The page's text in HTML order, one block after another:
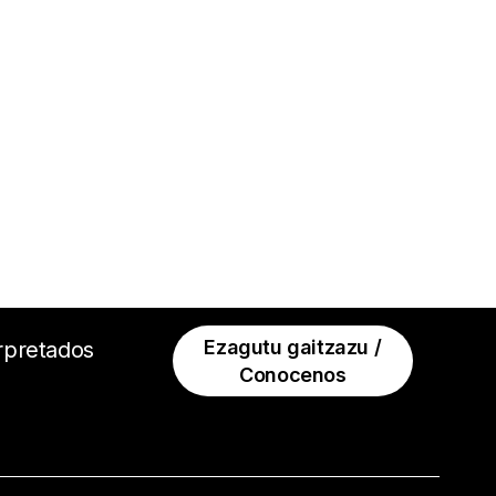
Ezagutu gaitzazu /
Conocenos